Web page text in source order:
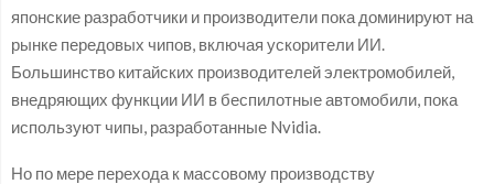
японские разработчики и производители пока доминируют на
рынке передовых чипов, включая ускорители ИИ.
Большинство китайских производителей электромобилей,
внедряющих функции ИИ в беспилотные автомобили, пока
используют чипы, разработанные Nvidia.
Но по мере перехода к массовому производству